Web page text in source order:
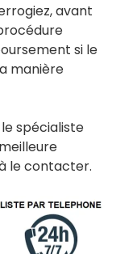
avant
si le
manière
spécialiste
le contacter.